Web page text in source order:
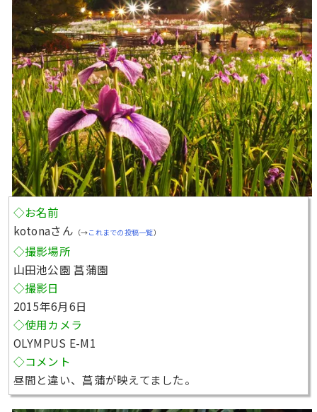
◇お名前
kotonaさん （→これまでの投稿一覧）
◇撮影場所
山田池公園 菖蒲園
◇撮影日
2015年6月6日
◇使用カメラ
OLYMPUS E-M1
◇コメント
昼間と違い、菖蒲が映えてました。